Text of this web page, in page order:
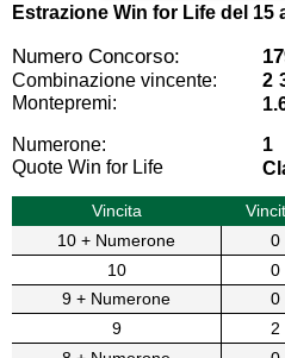
Estrazione Win for Life del 15
Numero Concorso:
Combinazione vincente:
2
Montepremi:
Numerone:
1
Quote Win for Life
Vincita
10 + Numerone
0
10
0
9 + Numerone
0
9
2